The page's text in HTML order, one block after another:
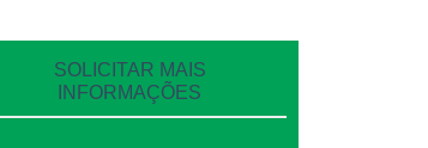
SOLICITAR MAIS
INFORMAÇÕES